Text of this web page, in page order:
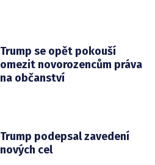
Trump se opět pokouší
omezit novorozencům práva
na občanství
Trump podepsal zavedení
nových cel